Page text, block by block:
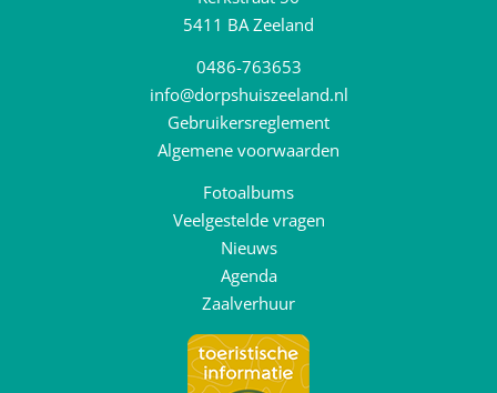
5411 BA Zeeland
0486-763653
info@dorpshuiszeeland.nl
Gebruikersreglement
Algemene voorwaarden
Fotoalbums
Veelgestelde vragen
Nieuws
Agenda
Zaalverhuur